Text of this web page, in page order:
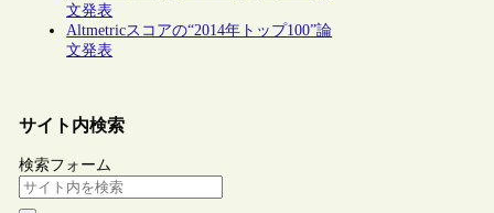
文発表
Altmetricスコアの“2014年トップ100”論
文発表
サイト内検索
検索フォーム